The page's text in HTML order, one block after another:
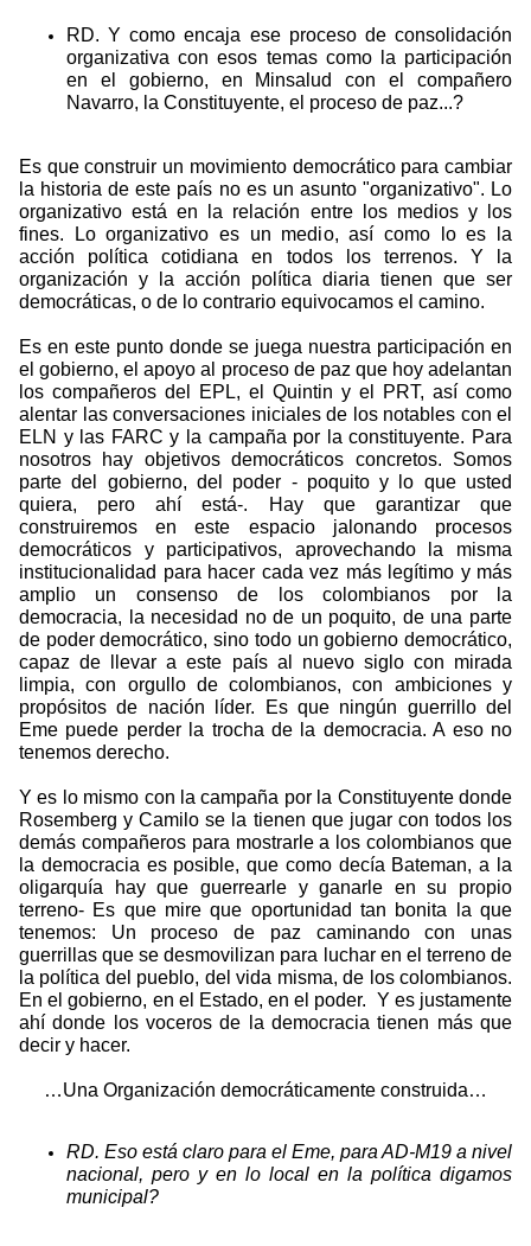
RD. Y como encaja ese proceso de consolidación
organizativa con esos temas como la participación
en el gobierno, en Minsalud con el compañero
Navarro, la Constituyente, el proceso de paz...?
Es que construir un movimiento democrático para cambiar
la historia de este país no es un asunto "organizativo". Lo
organizativo está en la relación entre los medios y los
fines. Lo organizativo es un medio, así como lo es la
acción política cotidiana en todos los terrenos. Y la
organización y la acción política diaria tienen que ser
democráticas, o de lo contrario equivocamos el camino.
Es en este punto donde se juega nuestra participación en
el gobierno, el apoyo al proceso de paz que hoy adelantan
los compañeros del EPL, el Quintin y el PRT, así como
alentar las conversaciones iniciales de los notables con el
ELN y las FARC y la campaña por la constituyente. Para
nosotros hay objetivos democráticos concretos. Somos
parte del gobierno, del poder - poquito y lo que usted
quiera, pero ahí está-. Hay que garantizar que
construiremos en este espacio jalonando procesos
democráticos y participativos, aprovechando la misma
institucionalidad para hacer cada vez más legítimo y más
amplio un consenso de los colombianos por la
democracia, la necesidad no de un poquito, de una parte
de poder democrático, sino todo un gobierno democrático,
capaz de llevar a este país al nuevo siglo con mirada
limpia, con orgullo de colombianos, con ambiciones y
propósitos de nación líder. Es que ningún guerrillo del
Eme puede perder la trocha de la democracia. A eso no
tenemos derecho.
Y es lo mismo con la campaña por la Constituyente donde
Rosemberg y Camilo se la tienen que jugar con todos los
demás compañeros para mostrarle a los colombianos que
la democracia es posible, que como decía Bateman, a la
oligarquía hay que guerrearle y ganarle en su propio
terreno- Es que mire que oportunidad tan bonita la que
tenemos: Un proceso de paz caminando con unas
guerrillas que se desmovilizan para luchar en el terreno de
la política del pueblo, del vida misma, de los colombianos.
En el gobierno, en el Estado, en el poder. Y es justamente
ahí donde los voceros de la democracia tienen más que
decir y hacer.
…Una Organización democráticamente construida…
RD. Eso está claro para el Eme, para AD-M19 a nivel
nacional, pero y en lo local en la política digamos
municipal?